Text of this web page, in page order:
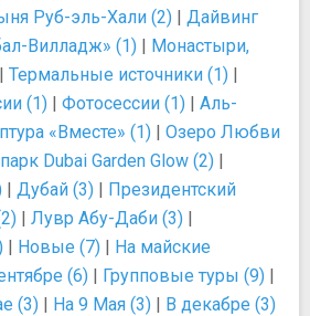
Руб-эль-Хали (2) | Дайвинг
Вилладж» (1) | Монастыри,
| Термальные источники (1) |
(1) | Фотосессии (1) | Аль-
«Вместе» (1) | Озеро Любви
Dubai Garden Glow (2) |
| Дубай (3) | Президентский
| Лувр Абу-Даби (3) |
| Новые (7) | На майские
(6) | Групповые туры (9) |
(3) | На 9 Мая (3) | В декабре (3)